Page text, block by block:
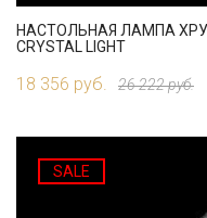
НАСТОЛЬНАЯ ЛАМПА
CRYSTAL LIGHT
18 356 руб. 26 222 руб.
SALE